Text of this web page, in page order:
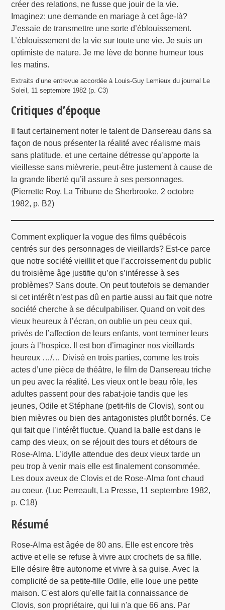
créer des relations, ne fusse que jouir de la vie.
Imaginez: une demande en mariage à cet âge-là?
J’essaie de transmettre une sorte d’éblouissement.
L’éblouissement de la vie sur toute une vie. Je suis un
optimiste de nature. Je me lève de bonne humeur tous
les matins.
Extraits d’une entrevue accordée à Louis-Guy Lemieux du journal Le
Soleil, 11 septembre 1982 (p. C3)
Critiques d’époque
Il faut certainement noter le talent de Dansereau dans sa
façon de nous présenter la réalité avec réalisme mais
sans platitude. et une certaine détresse qu’apporte la
vieillesse sans mièvrerie, peut-être justement à cause de
la grande liberté qu’il assure à ses personnages.
(Pierrette Roy, La Tribune de Sherbrooke, 2 octobre
1982, p. B2)
Comment expliquer la vogue des films québécois
centrés sur des personnages de vieillards? Est-ce parce
que notre société vieillit et que l’accroissement du public
du troisième âge justifie qu’on s’intéresse à ses
problèmes? Sans doute. On peut toutefois se demander
si cet intérêt n’est pas dû en partie aussi au fait que notre
société cherche à se déculpabiliser. Quand on voit des
vieux heureux à l’écran, on oublie un peu ceux qui,
privés de l’affection de leurs enfants, vont terminer leurs
jours à l’hospice. Il est bon d’imaginer nos vieillards
heureux …/… Divisé en trois parties, comme les trois
actes d’une pièce de théâtre, le film de Dansereau triche
un peu avec la réalité. Les vieux ont le beau rôle, les
adultes passent pour des rabat-joie tandis que les
jeunes, Odile et Stéphane (petit-fils de Clovis), sont ou
bien mièvres ou bien des antagonistes plutôt bornés. Ce
qui fait que l’intérêt fluctue. Quand la balle est dans le
camp des vieux, on se réjouit des tours et détours de
Rose-Alma. L’idylle attendue des deux vieux tarde un
peu trop à venir mais elle est finalement consommée.
Les doux aveux de Clovis et de Rose-Alma font chaud
au coeur. (Luc Perreault, La Presse, 11 septembre 1982,
p. C18)
Résumé
Rose-Alma est âgée de 80 ans. Elle est encore très
active et elle se refuse à vivre aux crochets de sa fille.
Elle désire être autonome et vivre à sa guise. Avec la
complicité de sa petite-fille Odile, elle loue une petite
maison. C'est alors qu'elle fait la connaissance de
Clovis, son propriétaire, qui lui n'a que 66 ans. Par